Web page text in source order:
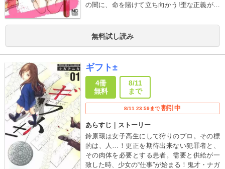
の闇に、命を賭けて立ち向かう!歪な正義が爆
第1集、発売開始ッ!!!
無料試し読み
ギフト±
4冊
無料
8/11
まで
8/11 23:59まで 割引中
あらすじ｜ストーリー
鈴原環は女子高生にして狩りのプロ。その標
的は、人…！更正を期待出来ない犯罪者と、
その肉体を必要とする患者。需要と供給が一
致した時、少女の“仕事”が始まる！鬼才・ナガ